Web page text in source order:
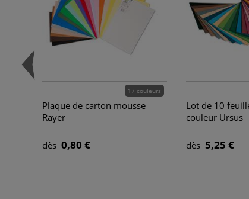
17 couleurs
Plaque de carton mousse
Rayer
dès 0,80 €
Lot de 10
couleur Ursus
dès 5,25 €